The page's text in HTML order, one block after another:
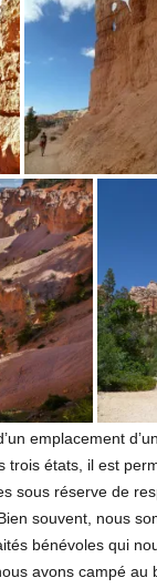
emplacement
trois états, il est
sous réserve de
souvent, nous
bénévoles qui
avons campé au